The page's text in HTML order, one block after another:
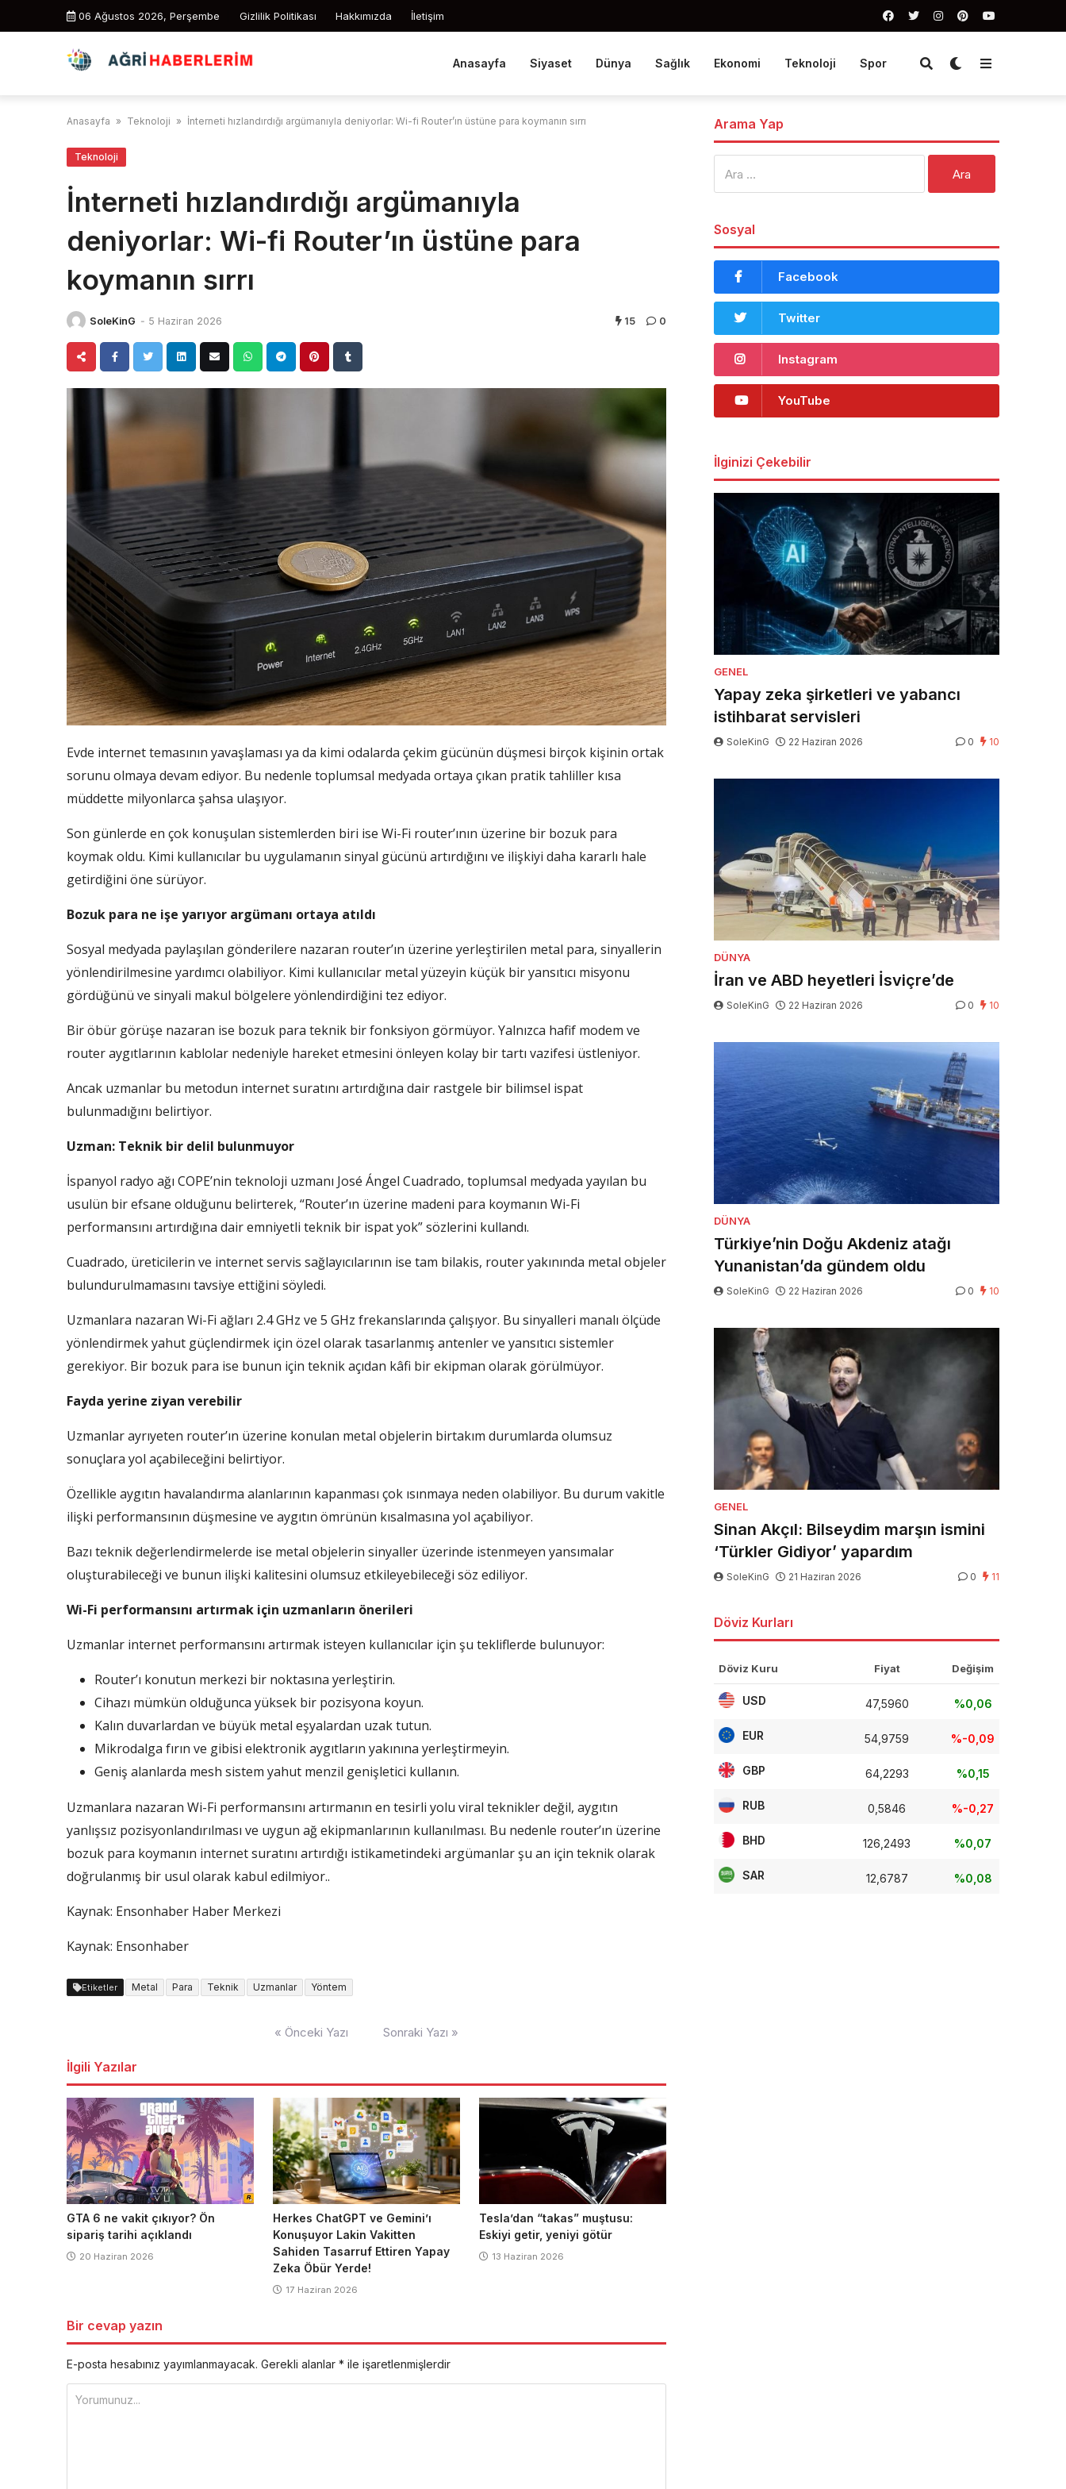
06 Ağustos 2026, Perşembe Gizlilik Politikası Hakkımızda İletişim
Anasayfa Siyaset Dünya Sağlık Ekonomi Teknoloji Spor
Anasayfa » Teknoloji » İnterneti hızlandırdığı argümanıyla deniyorlar: Wi-fi Router’ın üstüne para koymanın sırrı
Teknoloji
İnterneti hızlandırdığı argümanıyla
deniyorlar: Wi-fi Router’ın üstüne para
koymanın sırrı
SoleKinG - 5 Haziran 2026 15 0
Evde internet temasının yavaşlaması ya da kimi odalarda çekim gücünün düşmesi birçok kişinin ortak
sorunu olmaya devam ediyor. Bu nedenle toplumsal medyada ortaya çıkan pratik tahliller kısa
müddette milyonlarca şahsa ulaşıyor.
Son günlerde en çok konuşulan sistemlerden biri ise Wi-Fi router’ının üzerine bir bozuk para
koymak oldu. Kimi kullanıcılar bu uygulamanın sinyal gücünü artırdığını ve ilişkiyi daha kararlı hale
getirdiğini öne sürüyor.
Bozuk para ne işe yarıyor argümanı ortaya atıldı
Sosyal medyada paylaşılan gönderilere nazaran router’ın üzerine yerleştirilen metal para, sinyallerin
yönlendirilmesine yardımcı olabiliyor. Kimi kullanıcılar metal yüzeyin küçük bir yansıtıcı misyonu
gördüğünü ve sinyali makul bölgelere yönlendirdiğini tez ediyor.
Bir öbür görüşe nazaran ise bozuk para teknik bir fonksiyon görmüyor. Yalnızca hafif modem ve
router aygıtlarının kablolar nedeniyle hareket etmesini önleyen kolay bir tartı vazifesi üstleniyor.
Ancak uzmanlar bu metodun internet suratını artırdığına dair rastgele bir bilimsel ispat
bulunmadığını belirtiyor.
Uzman: Teknik bir delil bulunmuyor
İspanyol radyo ağı COPE’nin teknoloji uzmanı José Ángel Cuadrado, toplumsal medyada yayılan bu
usulün bir efsane olduğunu belirterek, “Router’ın üzerine madeni para koymanın Wi-Fi
performansını artırdığına dair emniyetli teknik bir ispat yok” sözlerini kullandı.
Cuadrado, üreticilerin ve internet servis sağlayıcılarının ise tam bilakis, router yakınında metal objeler
bulundurulmamasını tavsiye ettiğini söyledi.
Uzmanlara nazaran Wi-Fi ağları 2.4 GHz ve 5 GHz frekanslarında çalışıyor. Bu sinyalleri manalı ölçüde
yönlendirmek yahut güçlendirmek için özel olarak tasarlanmış antenler ve yansıtıcı sistemler
gerekiyor. Bir bozuk para ise bunun için teknik açıdan kâfi bir ekipman olarak görülmüyor.
Fayda yerine ziyan verebilir
Uzmanlar ayrıyeten router’ın üzerine konulan metal objelerin birtakım durumlarda olumsuz
sonuçlara yol açabileceğini belirtiyor.
Özellikle aygıtın havalandırma alanlarının kapanması çok ısınmaya neden olabiliyor. Bu durum vakitle
ilişki performansının düşmesine ve aygıtın ömrünün kısalmasına yol açabiliyor.
Bazı teknik değerlendirmelerde ise metal objelerin sinyaller üzerinde istenmeyen yansımalar
oluşturabileceği ve bunun ilişki kalitesini olumsuz etkileyebileceği söz ediliyor.
Wi-Fi performansını artırmak için uzmanların önerileri
Uzmanlar internet performansını artırmak isteyen kullanıcılar için şu tekliflerde bulunuyor:
Router’ı konutun merkezi bir noktasına yerleştirin.
Cihazı mümkün olduğunca yüksek bir pozisyona koyun.
Kalın duvarlardan ve büyük metal eşyalardan uzak tutun.
Mikrodalga fırın ve gibisi elektronik aygıtların yakınına yerleştirmeyin.
Geniş alanlarda mesh sistem yahut menzil genişletici kullanın.
Uzmanlara nazaran Wi-Fi performansını artırmanın en tesirli yolu viral teknikler değil, aygıtın
yanlışsız pozisyonlandırılması ve uygun ağ ekipmanlarının kullanılması. Bu nedenle router’ın üzerine
bozuk para koymanın internet suratını artırdığı istikametindeki argümanlar şu an için teknik olarak
doğrulanmış bir usul olarak kabul edilmiyor..
Kaynak: Ensonhaber Haber Merkezi
Kaynak: Ensonhaber
Etiketler Metal Para Teknik Uzmanlar Yöntem
« Önceki Yazı Sonraki Yazı »
İlgili Yazılar
GTA 6 ne vakit çıkıyor? Ön
sipariş tarihi açıklandı
20 Haziran 2026
Herkes ChatGPT ve Gemini’ı
Konuşuyor Lakin Vakitten
Sahiden Tasarruf Ettiren Yapay
Zeka Öbür Yerde!
17 Haziran 2026
Tesla’dan “takas” muştusu:
Eskiyi getir, yeniyi götür
13 Haziran 2026
Bir cevap yazın
E-posta hesabınız yayımlanmayacak. Gerekli alanlar * ile işaretlenmişlerdir
Arama Yap
Sosyal
Facebook
Twitter
Instagram
YouTube
İlginizi Çekebilir
GENEL
Yapay zeka şirketleri ve yabancı
istihbarat servisleri
SoleKinG 22 Haziran 2026 0 10
DÜNYA
İran ve ABD heyetleri İsviçre’de
SoleKinG 22 Haziran 2026 0 10
DÜNYA
Türkiye’nin Doğu Akdeniz atağı
Yunanistan’da gündem oldu
SoleKinG 22 Haziran 2026 0 10
GENEL
Sinan Akçıl: Bilseydim marşın ismini
‘Türkler Gidiyor’ yapardım
SoleKinG 21 Haziran 2026 0 11
Döviz Kurları
Döviz Kuru Fiyat Değişim
USD 47,5960 %0,06
EUR 54,9759 %-0,09
GBP 64,2293 %0,15
RUB 0,5846 %-0,27
BHD 126,2493 %0,07
SAR 12,6787 %0,08